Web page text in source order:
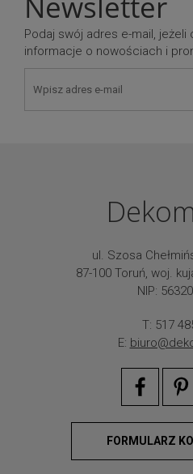
Podaj swój adres e-mail,
informacje o nowościach i
ul. Szosa
87-100 Toruń, woj.
NIP:
T: 517
E:
FORMULARZ